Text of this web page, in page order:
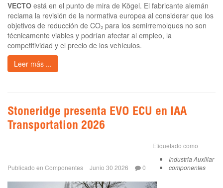
VECTO está en el punto de mira de Kögel. El fabricante alemán
reclama la revisión de la normativa europea al considerar que los
objetivos de reducción de CO₂ para los semirremolques no son
técnicamente viables y podrían afectar al empleo, la
competitividad y el precio de los vehículos.
Leer más ...
Stoneridge presenta EVO ECU en IAA
Transportation 2026
Publicado en Componentes Junio 30 2026 0
Etiquetado como
Industria Auxiliar
componentes